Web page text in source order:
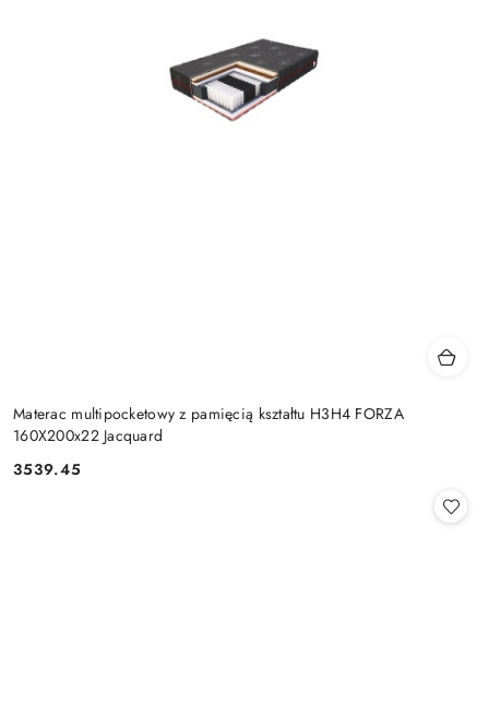
Materac multipocketowy z pamięcią kształtu H3H4 FORZA
160X200x22 Jacquard
Cena:
3539.45